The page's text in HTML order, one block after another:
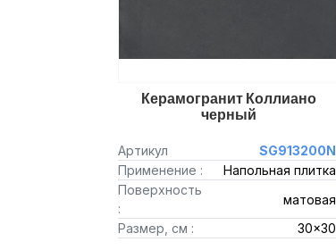
Керамогранит Коллиано
черный
Артикул
SG913200N
Применение :
Напольная плитка
Поверхность
:
матовая
Размер, см :
30x30